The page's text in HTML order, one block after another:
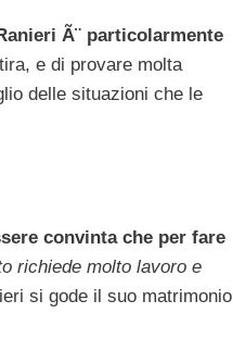
Ã¨ particolarmente
e di provare molta
delle situazioni che le
convinta che per fare
richiede molto lavoro e
si gode il suo matrimonio